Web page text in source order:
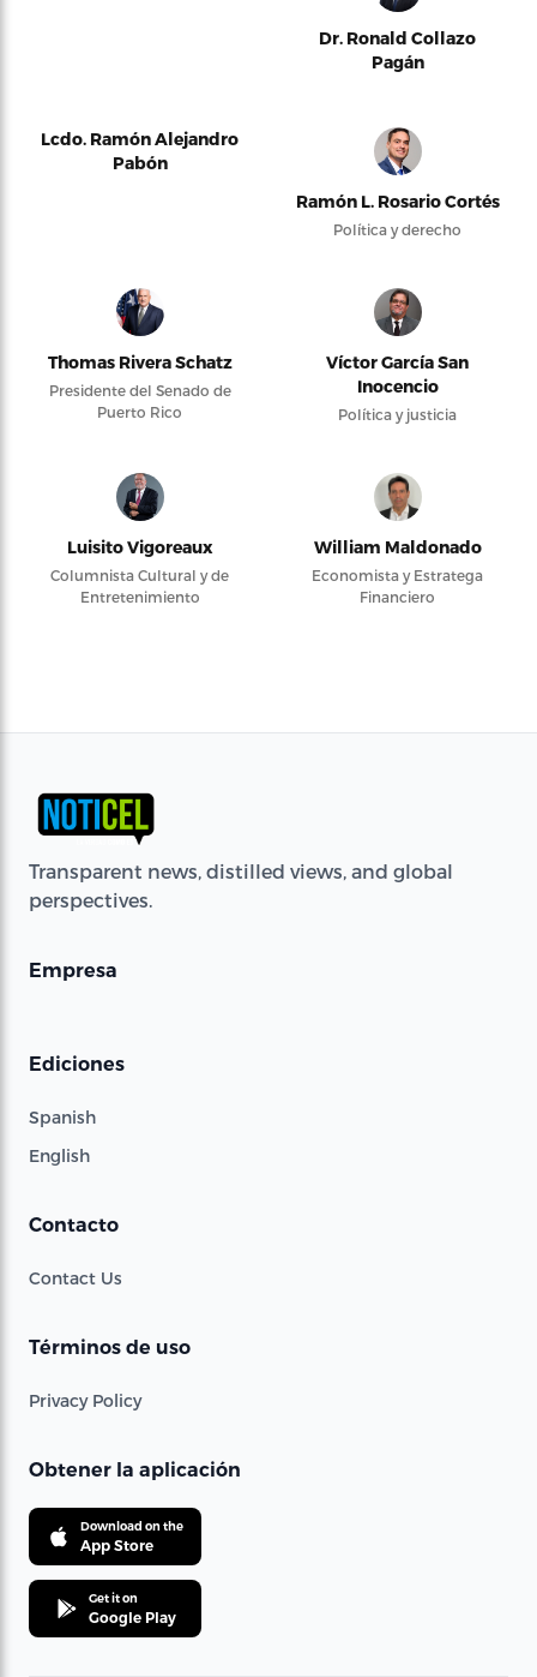
Dr. Ronald Collazo
Pagán
Lcdo. Ramón Alejandro
Pabón
Ramón L. Rosario Cortés
Política y derecho
Thomas Rivera Schatz
Presidente del Senado de
Puerto Rico
Víctor García San
Inocencio
Política y justicia
Luisito Vigoreaux
Columnista Cultural y de
Entretenimiento
William Maldonado
Economista y Estratega
Financiero
Transparent news, distilled views, and global
perspectives.
Empresa
Ediciones
Spanish
English
Contacto
Contact Us
Términos de uso
Privacy Policy
Obtener la aplicación
Download on the
App Store
Get it on
Google Play